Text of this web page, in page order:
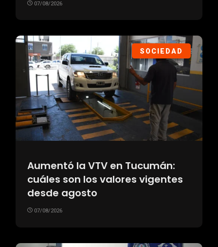
07/08/2026
SOCIEDAD
Aumentó la VTV en Tucumán:
cuáles son los valores vigentes
desde agosto
07/08/2026